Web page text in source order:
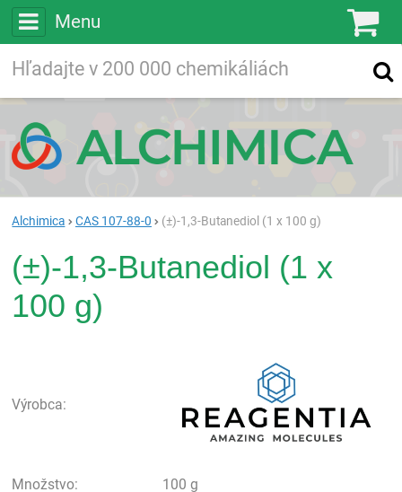
Menu
Vyhľadávanie
Alchimica CAS 107-88-0 (±)-1,3-Butanediol (1 x 100 g)
(±)-1,3-Butanediol (1 x
100 g)
Výrobca:
Množstvo:
100 g